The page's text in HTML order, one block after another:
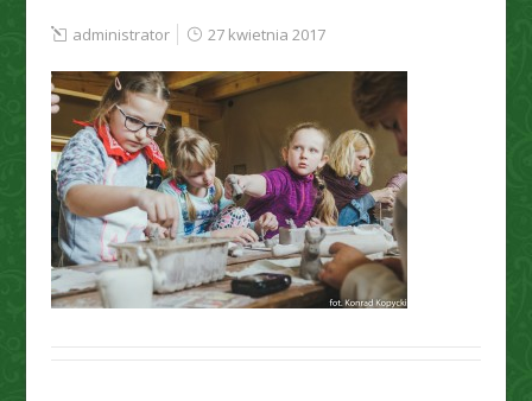
administrator 27 kwietnia 2017